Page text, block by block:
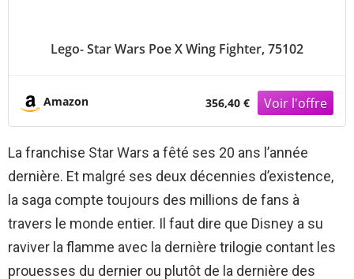
Lego- Star Wars Poe X Wing Fighter, 75102
Amazon 356,40 €
La franchise Star Wars a fêté ses 20 ans l’année
dernière. Et malgré ses deux décennies d’existence,
la saga compte toujours des millions de fans à
travers le monde entier. Il faut dire que Disney a su
raviver la flamme avec la dernière trilogie contant les
prouesses du dernier ou plutôt de la dernière des